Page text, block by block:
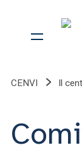
CENVI Il